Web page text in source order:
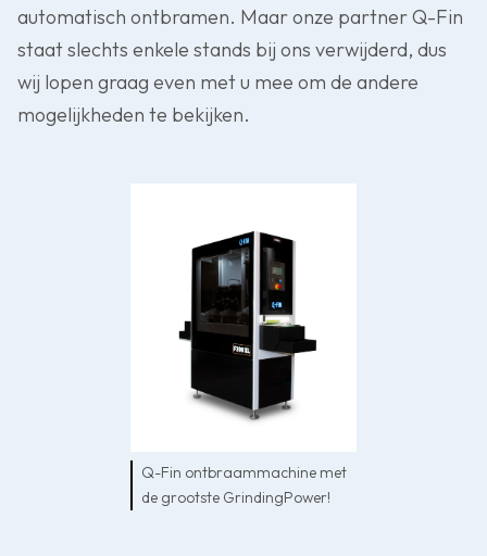
automatisch ontbramen. Maar onze partner Q-Fin
staat slechts enkele stands bij ons verwijderd, dus
wij lopen graag even met u mee om de andere
mogelijkheden te bekijken.
Q-Fin ontbraammachine met
de grootste GrindingPower!